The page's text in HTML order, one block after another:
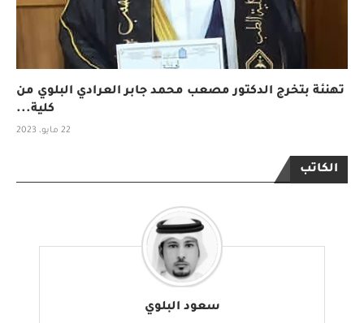
تهنئة بتخرج الدكتور مصعب محمد جابر العرادي البلوي من
كلية...
22 مايو، 2023
الكاتب
سعود البلوي